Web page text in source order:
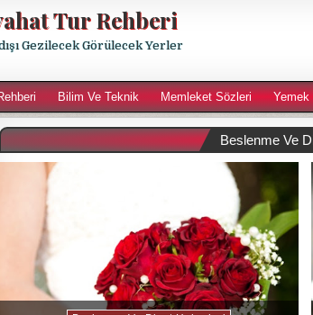
Tur Rehberi
Gezilecek Görülecek Yerler
Bilim Ve Teknik Memleket Sözleri Yemek
Beslenme Ve